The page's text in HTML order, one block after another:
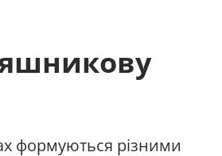
формуються різними